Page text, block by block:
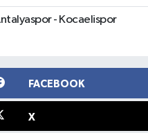
- Kocaelispor
FACEBOOK
X